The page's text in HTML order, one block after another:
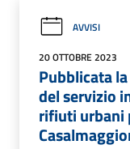
AVVISI
20 OTTOBRE 2023
Pubblicata
del servizio
rifiuti urbani